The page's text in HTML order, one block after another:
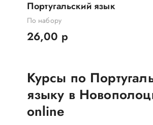
Португальский язык
По набору
26,00 р
Курсы по
языку в
online